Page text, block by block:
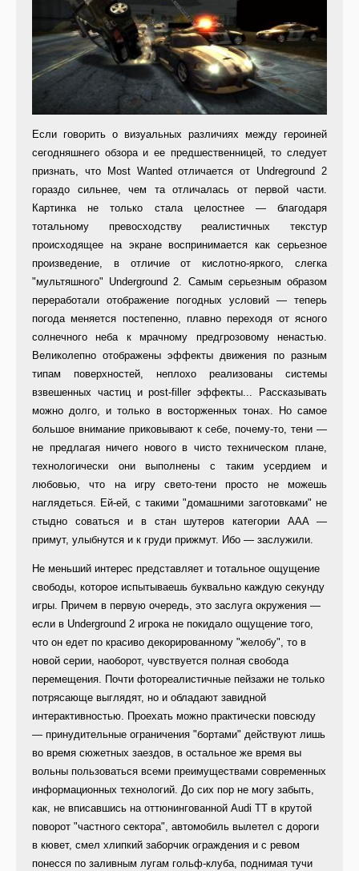
Если говорить о визуальных различиях между героиней
сегодняшнего обзора и ее предшественницей, то следует
признать, что Most Wanted отличается от Undreground 2
гораздо сильнее, чем та отличалась от первой части.
Картинка не только стала целостнее — благодаря
тотальному превосходству реалистичных текстур
происходящее на экране воспринимается как серьезное
произведение, в отличие от кислотно-яркого, слегка
"мультяшного" Underground 2. Самым серьезным образом
переработали отображение погодных условий — теперь
погода меняется постепенно, плавно переходя от ясного
солнечного неба к мрачному предгрозовому ненастью.
Великолепно отображены эффекты движения по разным
типам поверхностей, неплохо реализованы системы
взвешенных частиц и post-filler эффекты... Рассказывать
можно долго, и только в восторженных тонах. Но самое
большое внимание приковывают к себе, почему-то, тени —
не предлагая ничего нового в чисто техническом плане,
технологически они выполнены с таким усердием и
любовью, что на игру свето-тени просто не можешь
наглядеться. Ей-ей, с такими "домашними заготовками" не
стыдно соваться и в стан шутеров категории AAA —
примут, улыбнутся и к груди прижмут. Ибо — заслужили.
Не меньший интерес представляет и тотальное ощущение
свободы, которое испытываешь буквально каждую секунду
игры. Причем в первую очередь, это заслуга окружения —
если в Underground 2 игрока не покидало ощущение того,
что он едет по красиво декорированному "желобу", то в
новой серии, наоборот, чувствуется полная свобода
перемещения. Почти фотореалистичные пейзажи не только
потрясающе выглядят, но и обладают завидной
интерактивностью. Проехать можно практически повсюду
— принудительные ограничения "бортами" действуют лишь
во время сюжетных заездов, в остальное же время вы
вольны пользоваться всеми преимуществами современных
информационных технологий. До сих пор не могу забыть,
как, не вписавшись на оттюнингованной Audi TT в крутой
поворот "частного сектора", автомобиль вылетел с дороги
в кювет, смел хлипкий заборчик ограждения и с ревом
понесся по заливным лугам гольф-клуба, поднимая тучи